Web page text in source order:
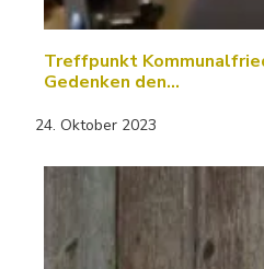
Treffpunkt
Gedenken den…
24. Oktober 2023